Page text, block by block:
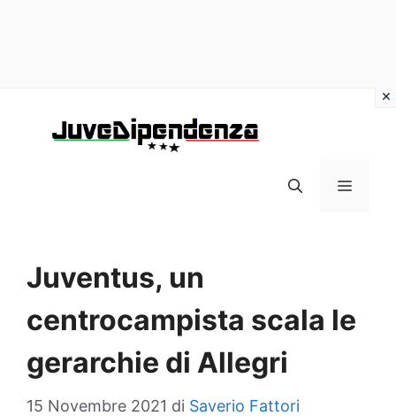
MENU
Juventus, un
centrocampista scala le
gerarchie di Allegri
15 Novembre 2021 di Saverio Fattori